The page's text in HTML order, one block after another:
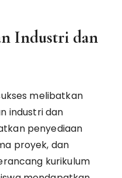
Industri dan
melibatkan
industri dan
penyediaan
proyek, dan
kurikulum